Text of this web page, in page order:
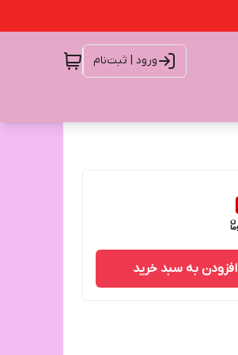
ورود | ثبت‌نام
افزودن به سبد خرید